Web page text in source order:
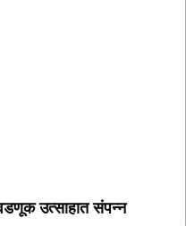
उत्साहात संपन्न